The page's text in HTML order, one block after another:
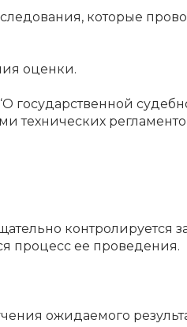
которые
оценки.
технических
контролируется
процесс ее проведения.
ожидаемого